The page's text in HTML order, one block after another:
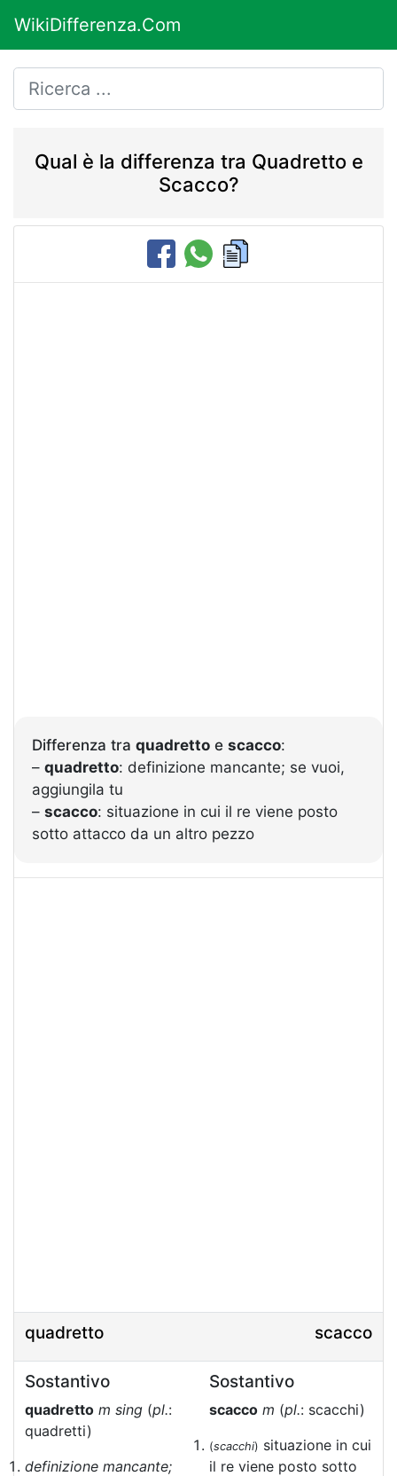
WikiDifferenza.Com
Qual è la differenza tra Quadretto e
Scacco?
Differenza tra quadretto e scacco:
– quadretto: definizione mancante; se vuoi,
aggiungila tu
– scacco: situazione in cui il re viene posto
sotto attacco da un altro pezzo
quadretto scacco
Sostantivo
quadretto m sing (pl.:
quadretti)
definizione mancante;
Sostantivo
scacco m (pl.: scacchi)
(scacchi) situazione in cui
il re viene posto sotto